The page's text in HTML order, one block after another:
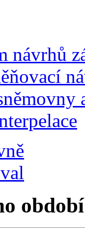
návrhů
období